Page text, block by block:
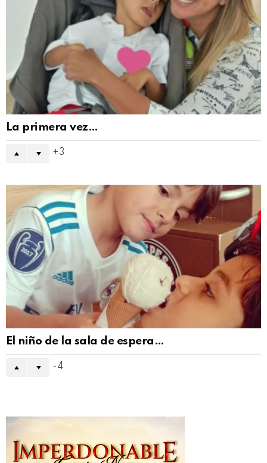
La primera vez…
3
El niño de la sala de espera…
-4